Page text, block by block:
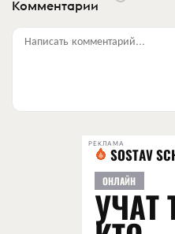
Комментарии
Написать комментарий...
РЕКЛАМА